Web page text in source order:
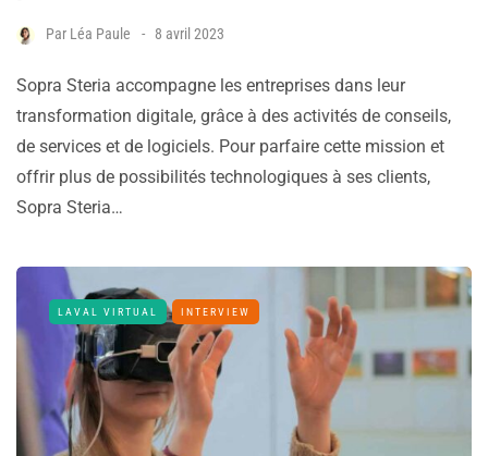
Par Léa Paule 8 avril 2023
Sopra Steria accompagne les entreprises dans leur
transformation digitale, grâce à des activités de conseils,
de services et de logiciels. Pour parfaire cette mission et
offrir plus de possibilités technologiques à ses clients,
Sopra Steria…
LAVAL VIRTUAL INTERVIEW